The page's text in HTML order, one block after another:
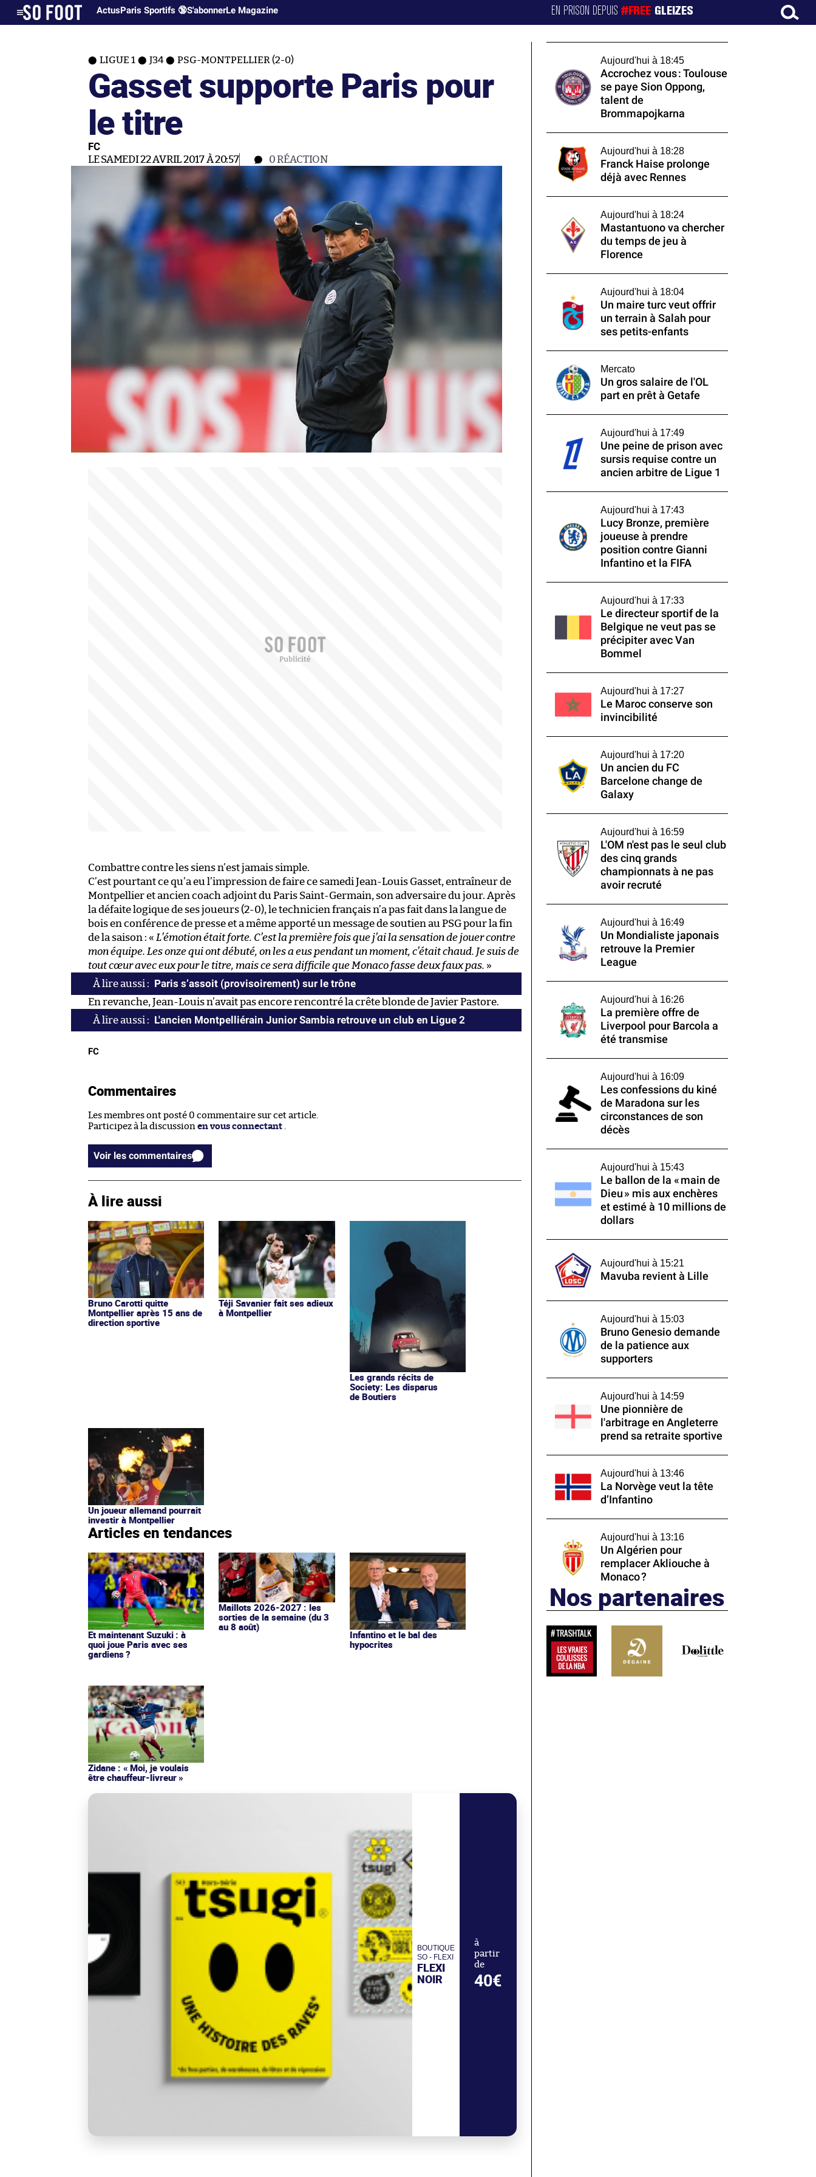
ActusParis Sportifs 🔞S'abonnerLe Magazine EN PRISON DEPUIS#FREE GLEIZES
LIGUE 1 J34 PSG-MONTPELLIER (2-0)
Gasset supporte Paris pour
le titre
FC
LE SAMEDI 22 AVRIL 2017 À 20:57 0RÉACTION
Combattre contre les siens n’est jamais simple.
C’est pourtant ce qu’a eu l’impression de faire ce samedi Jean-Louis Gasset, entraîneur de
Montpellier et ancien coach adjoint du Paris Saint-Germain, son adversaire du jour. Après
la défaite logique de ses joueurs (2-0), le technicien français n’a pas fait dans la langue de
bois en conférence de presse et a même apporté un message de soutien au PSG pour la fin
de la saison : « L’émotion était forte. C’est la première fois que j’ai la sensation de jouer contre
mon équipe. Les onze qui ont débuté, on les a eus pendant un moment, c’était chaud. Je suis de
tout cœur avec eux pour le titre, mais ce sera difficile que Monaco fasse deux faux pas. »
Paris s’assoit (provisoirement) sur le trône
En revanche, Jean-Louis n’avait pas encore rencontré la crête blonde de Javier Pastore.
L'ancien Montpelliérain Junior Sambia retrouve un club en Ligue 2
FC
Commentaires
Les membres ont posté 0 commentaire sur cet article.
Participez à la discussion en vous connectant .
Voir les commentaires
À lire aussi
Bruno Carotti quitte
Montpellier après 15 ans de
direction sportive
Téji Savanier fait ses adieux
à Montpellier
Les grands récits de
Society: Les disparus
de Boutiers
Un joueur allemand pourrait
investir à Montpellier
Articles en tendances
Et maintenant Suzuki : à
quoi joue Paris avec ses
gardiens ?
Maillots 2026-2027 : les
sorties de la semaine (du 3
au 8 août)
Infantino et le bal des
hypocrites
Zidane : « Moi, je voulais
être chauffeur-livreur »
BOUTIQUE
SO - FLEXI
FLEXI
NOIR
à
partir
de
40€
Aujourd'hui à 18:45
Accrochez vous : Toulouse
se paye Sion Oppong,
talent de
Brommapojkarna
Aujourd'hui à 18:28
Franck Haise prolonge
déjà avec Rennes
Aujourd'hui à 18:24
Mastantuono va chercher
du temps de jeu à
Florence
Aujourd'hui à 18:04
Un maire turc veut offrir
un terrain à Salah pour
ses petits-enfants
Mercato
Un gros salaire de l'OL
part en prêt à Getafe
Aujourd'hui à 17:49
Une peine de prison avec
sursis requise contre un
ancien arbitre de Ligue 1
Aujourd'hui à 17:43
Lucy Bronze, première
joueuse à prendre
position contre Gianni
Infantino et la FIFA
Aujourd'hui à 17:33
Le directeur sportif de la
Belgique ne veut pas se
précipiter avec Van
Bommel
Aujourd'hui à 17:27
Le Maroc conserve son
invincibilité
Aujourd'hui à 17:20
Un ancien du FC
Barcelone change de
Galaxy
Aujourd'hui à 16:59
L'OM n'est pas le seul club
des cinq grands
championnats à ne pas
avoir recruté
Aujourd'hui à 16:49
Un Mondialiste japonais
retrouve la Premier
League
Aujourd'hui à 16:26
La première offre de
Liverpool pour Barcola a
été transmise
Aujourd'hui à 16:09
Les confessions du kiné
de Maradona sur les
circonstances de son
décès
Aujourd'hui à 15:43
Le ballon de la « main de
Dieu » mis aux enchères
et estimé à 10 millions de
dollars
Aujourd'hui à 15:21
Mavuba revient à Lille
Aujourd'hui à 15:03
Bruno Genesio demande
de la patience aux
supporters
Aujourd'hui à 14:59
Une pionnière de
l'arbitrage en Angleterre
prend sa retraite sportive
Aujourd'hui à 13:46
La Norvège veut la tête
d’Infantino
Aujourd'hui à 13:16
Un Algérien pour
remplacer Akliouche à
Monaco ?
Nos partenaires